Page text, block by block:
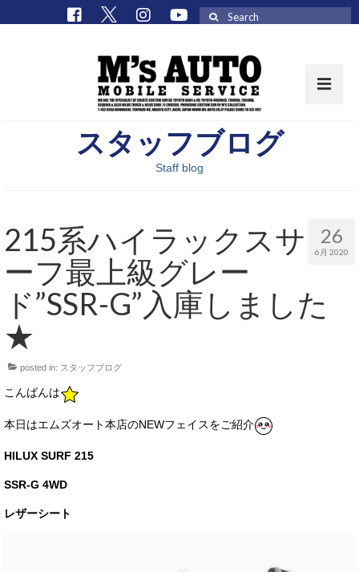
取扱車種一覧
M’sCollectionパーツ一覧
エムズオート
M’sCollection
サービス・保証
買取のご案内
会社概要
スタッフブログ
Staff blog
26
6月 2020
215系ハイラックスサ
ーフ最上級グレー
ド”SSR-G”入庫しました
★
posted in: スタッフブログ
こんばんは
本日はエムズオート本店のNEWフェイスをご紹介
HILUX SURF 215
SSR-G 4WD
レザーシート